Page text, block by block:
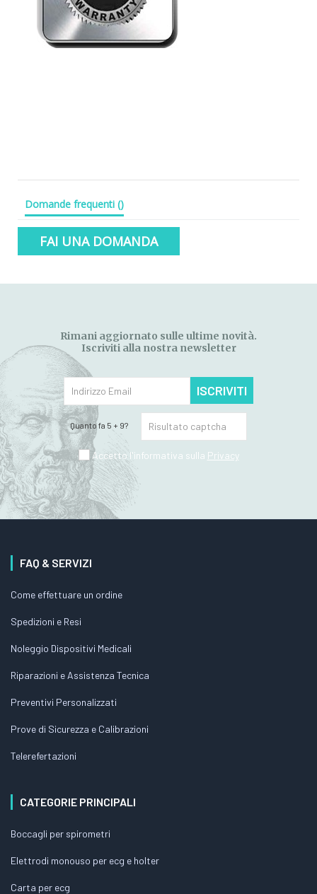
Domande frequenti ()
FAI UNA DOMANDA
Rimani aggiornato sulle ultime novità.
Iscriviti alla nostra newsletter
ISCRIVITI
Quanto fa 5 + 9?
Accetto l'informativa sulla Privacy
FAQ & SERVIZI
Come effettuare un ordine
Spedizioni e Resi
Noleggio Dispositivi Medicali
Riparazioni e Assistenza Tecnica
Preventivi Personalizzati
Prove di Sicurezza e Calibrazioni
Telerefertazioni
CATEGORIE PRINCIPALI
Boccagli per spirometri
Elettrodi monouso per ecg e holter
Carta per ecg